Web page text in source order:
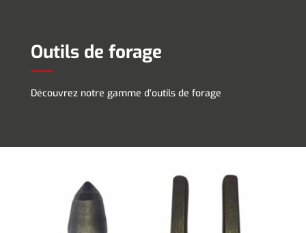
Outils de forage
Découvrez notre gamme d’outils de forage